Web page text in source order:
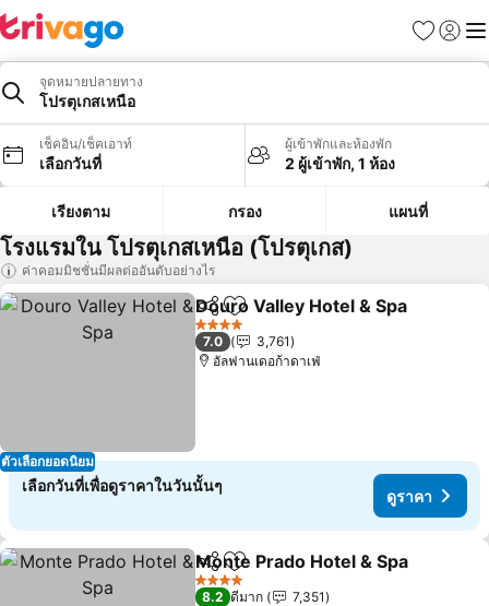
รายการโป
เข้าสู่ร
เมนู
จุดหมายปลายทาง
โปรตุเกสเหนือ
เช็คอิน/เช็คเอาท์
เลือกวันที่
ผู้เข้าพักและห้องพัก
2 ผู้เข้าพัก, 1 ห้อง
เรียงตาม กรอง แผนที่
โรงแรมใน โปรตุเกสเหนือ (โปรตุเกส)
ค่าคอมมิชชั่นมีผลต่ออันดับอย่างไร
ตัวเลือกยอดนิยม
แชร์ เพิ่มในรายการโปรด
Douro Valley Hotel & Spa
4 ดาว
7.0
3,761
อัลฟานเดอก้าดาเฟ่
เลือกวันที่เพื่อดูราคาในวันนั้นๆ
ดูราคา
แชร์ เพิ่มในรายการโปรด
Monte Prado Hotel & Spa
4 ดาว
8.2 ดีมาก
7,351